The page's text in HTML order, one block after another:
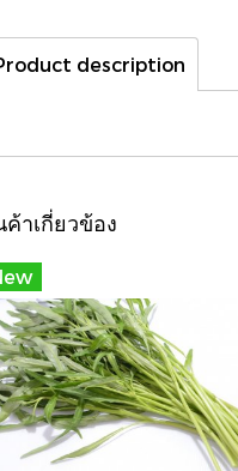
description
ค้าเกี่ยวข้อง